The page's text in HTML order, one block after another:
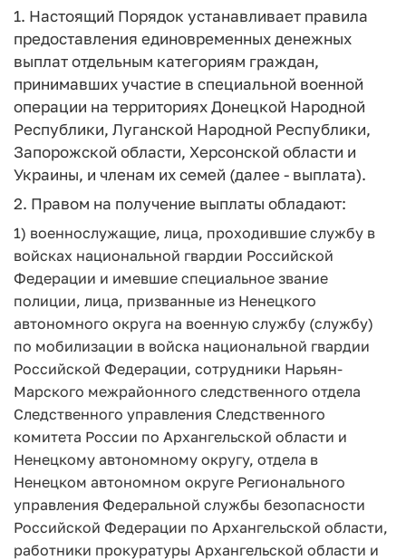
1. Настоящий Порядок устанавливает правила
предоставления единовременных денежных
выплат отдельным категориям граждан,
принимавших участие в специальной военной
операции на территориях Донецкой Народной
Республики, Луганской Народной Республики,
Запорожской области, Херсонской области и
Украины, и членам их семей (далее - выплата).
2. Правом на получение выплаты обладают:
1) военнослужащие, лица, проходившие службу в
войсках национальной гвардии Российской
Федерации и имевшие специальное звание
полиции, лица, призванные из Ненецкого
автономного округа на военную службу (службу)
по мобилизации в войска национальной гвардии
Российской Федерации, сотрудники Нарьян-
Марского межрайонного следственного отдела
Следственного управления Следственного
комитета России по Архангельской области и
Ненецкому автономному округу, отдела в
Ненецком автономном округе Регионального
управления Федеральной службы безопасности
Российской Федерации по Архангельской области,
работники прокуратуры Архангельской области и